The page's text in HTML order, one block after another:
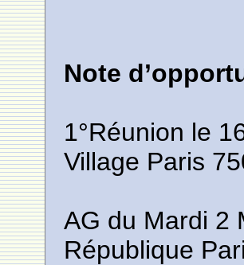
Note
1°Réunion le
Village Paris
AG du Mardi 2
République